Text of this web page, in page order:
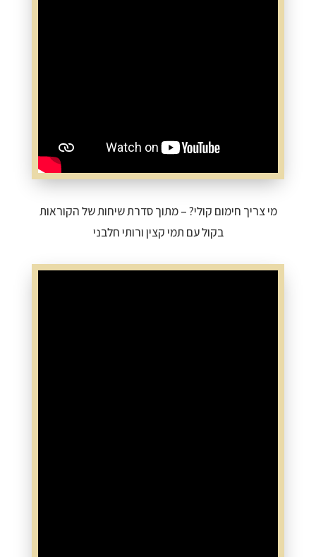
מי צריך חימום קולי? – מתוך סדרת שיחות של הקוראות
בקול עם תמי קצין ורותי חלבני